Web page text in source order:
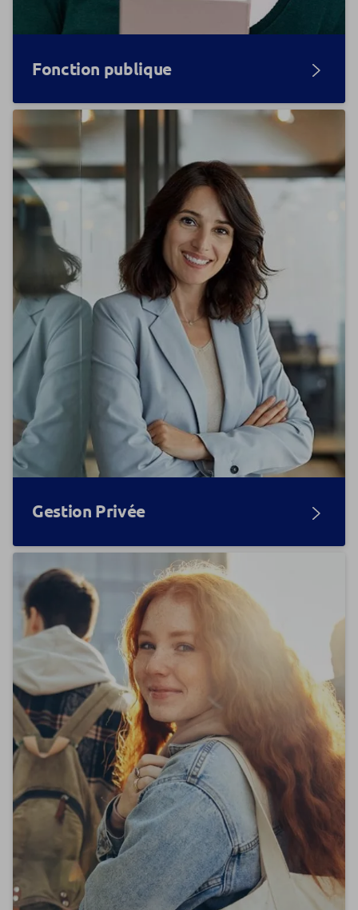
Fonction publique
Gestion Privée